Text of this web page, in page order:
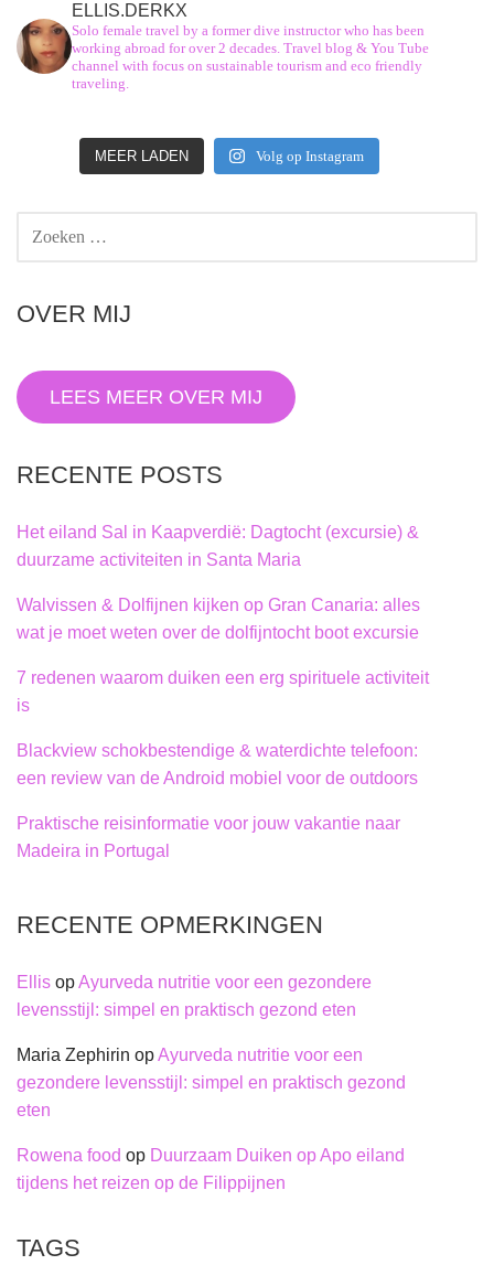
ELLIS.DERKX
Solo female travel by a former dive instructor who has been
working abroad for over 2 decades. Travel blog & You Tube
channel with focus on sustainable tourism and eco friendly
traveling.
MEER LADEN Volg op Instagram
OVER MIJ
LEES MEER OVER MIJ
RECENTE POSTS
Het eiland Sal in Kaapverdië: Dagtocht (excursie) &
duurzame activiteiten in Santa Maria
Walvissen & Dolfijnen kijken op Gran Canaria: alles
wat je moet weten over de dolfijntocht boot excursie
7 redenen waarom duiken een erg spirituele activiteit
is
Blackview schokbestendige & waterdichte telefoon:
een review van de Android mobiel voor de outdoors
Praktische reisinformatie voor jouw vakantie naar
Madeira in Portugal
RECENTE OPMERKINGEN
Ellis opAyurveda nutritie voor een gezondere
levensstijl: simpel en praktisch gezond eten
Maria Zephirin opAyurveda nutritie voor een
gezondere levensstijl: simpel en praktisch gezond
eten
Rowena food op Duurzaam Duiken op Apo eiland
tijdens het reizen op de Filippijnen
TAGS